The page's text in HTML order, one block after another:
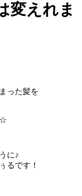
変えれま
った髪を
☆
に♪
るです！